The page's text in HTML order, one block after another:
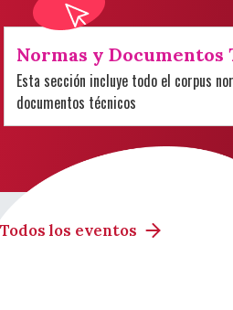
Normas y Documentos
Esta sección incluye todo el corpus
documentos técnicos
Todos los eventos